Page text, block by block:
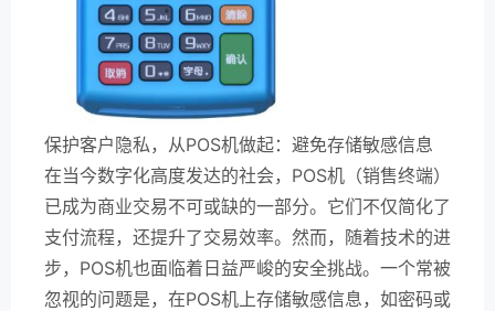
保护客户隐私，从POS机做起：避免存储敏感信息
在当今数字化高度发达的社会，POS机（销售终端）
已成为商业交易不可或缺的一部分。它们不仅简化了
支付流程，还提升了交易效率。然而，随着技术的进
步，POS机也面临着日益严峻的安全挑战。一个常被
忽视的问题是，在POS机上存储敏感信息，如密码或